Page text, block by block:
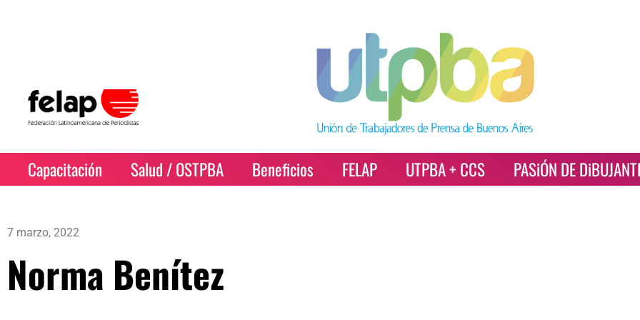
Capacitación Salud / OSTPBA Beneficios FELAP UTPBA + CCS PASiÓN DE
7 marzo, 2022
Norma Benítez